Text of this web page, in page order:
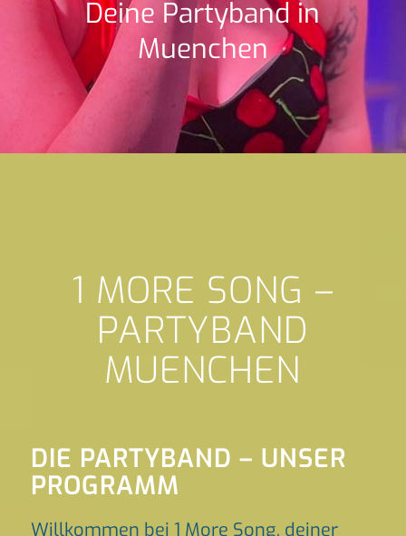
Deine Partyband in
Muenchen
1 MORE SONG –
PARTYBAND
MUENCHEN
DIE PARTYBAND – UNSER
PROGRAMM
Willkommen bei 1 More Song, deiner